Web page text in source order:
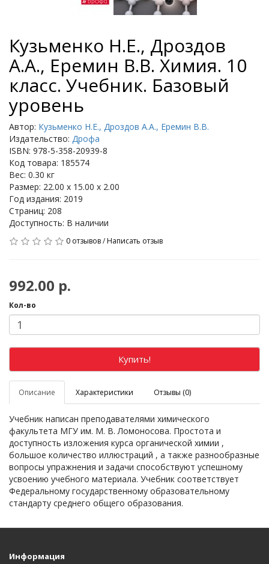
Кузьменко Н.Е., Дроздов
А.А., Еремин В.В. Химия. 10
класс. Учебник. Базовый
уровень
Автор: Кузьменко Н.Е., Дроздов А.А., Еремин В.В.
Издательство: Дрофа
ISBN: 978-5-358-20939-8
Код товара: 185574
Вес: 0.30 кг
Размер: 22.00 x 15.00 x 2.00
Год издания: 2019
Страниц: 208
Доступность: В наличии
0 отзывов/Написать отзыв
992.00 р.
Кол-во
Купить!
Описание Характеристики Отзывы (0)
Учебник написан преподавателями химического
факультета МГУ им. М. В. Ломоносова. Простота и
доступность изложения курса органической химии ,
большое количество иллюстраций , а также разнообразные
вопросы упражнения и задачи способствуют успешному
усвоению учебного материала. Учебник соответствует
Федеральному государственному образовательному
стандарту среднего общего образования.
Информация